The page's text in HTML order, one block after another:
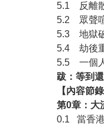
5.1 反離
5.2 眾聲
5.3 地獄
5.4 劫後
5.5 一個
跋：等到
【內容節錄
第0章：大
0.1 當香港